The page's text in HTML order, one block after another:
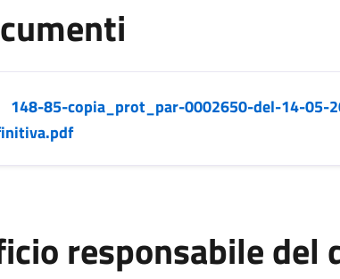
148-85-copia_prot_par-0002650-del-14-05-
responsabile del